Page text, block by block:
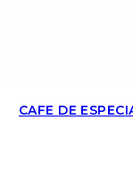
CAFE DE